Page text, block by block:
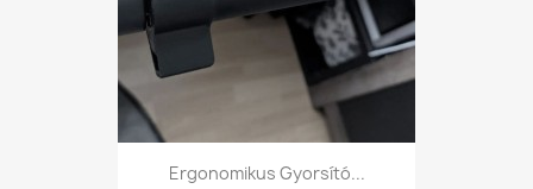
Ergonomikus Gyorsító...